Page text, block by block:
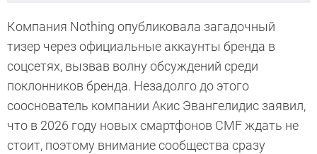
Компания Nothing опубликовала загадочный
тизер через официальные аккаунты бренда в
соцсетях, вызвав волну обсуждений среди
поклонников бренда. Незадолго до этого
сооснователь компании Акис Эвангелидис заявил,
что в 2026 году новых смартфонов CMF ждать не
стоит, поэтому внимание сообщества сразу